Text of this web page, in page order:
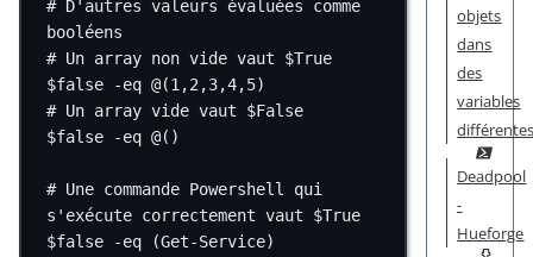
# D'autres valeurs évaluées comme
booléens
# Un array non vide vaut $True
$false
-eq @(1,2,3,4,5)
# Un array vide vaut $False
$false
-eq @()
# Une commande Powershell qui
s'exécute correctement vaut $True
$false
-eq (Get-Service)
objets
dans
des
variables
Deadpool
-
Hueforge